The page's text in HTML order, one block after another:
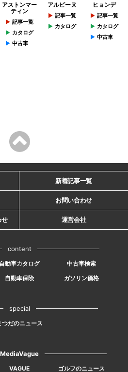
アストンマー
ティン
記事一覧
カタログ
中古車
アルピーヌ
記事一覧
カタログ
ヒョンデ
記事一覧
カタログ
中古車
新着記事一覧
お問い合わせ
せ 運営会社
content
自動車カタログ
中古車検索
自動車保険 ガソリン価格
special
つだのニュース
MediaVague
VAGUE ゴルフのニュース